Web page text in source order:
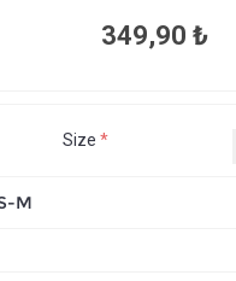
349,90 ₺
Size *